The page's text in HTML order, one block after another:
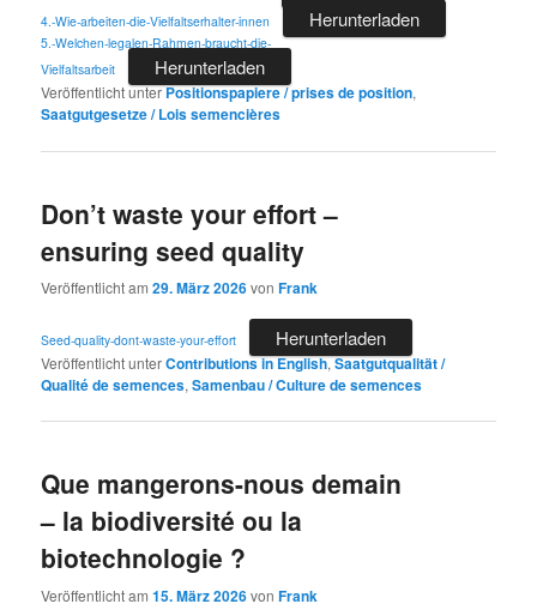
4.-Wie-arbeiten-die-Vielfaltserhalter-innen Herunterladen
5.-Welchen-legalen-Rahmen-braucht-die-
Vielfaltsarbeit
Herunterladen
Veröffentlicht unterPositionspapiere / prises de position,
Saatgutgesetze / Lois semencières
Don’t waste your effort –
ensuring seed quality
Veröffentlicht am29. März 2026vonFrank
Seed-quality-dont-waste-your-effort Herunterladen
Veröffentlicht unterContributions in English,Saatgutqualität /
Qualité de semences,Samenbau / Culture de semences
Que mangerons-nous demain
– la biodiversité ou la
biotechnologie ?
Veröffentlicht am15. März 2026vonFrank